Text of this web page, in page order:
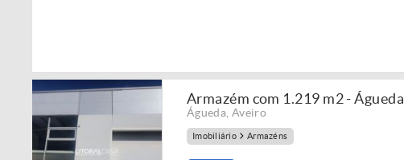
Armazém com 1.219 m2 - Águeda
Águeda Aveiro
Imobiliário Armazéns